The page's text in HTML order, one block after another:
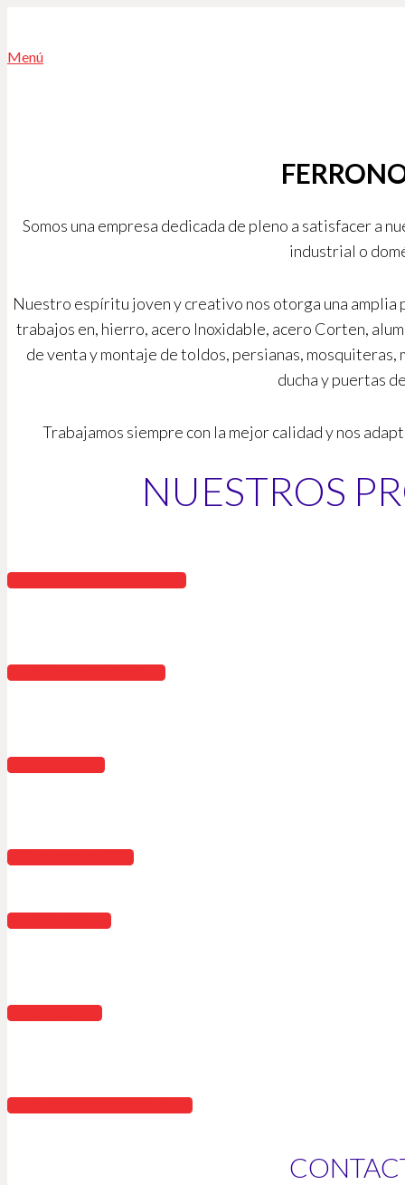
Menú
Somos una empresa dedicada de pleno a satisfacer a
industrial o
Nuestro espíritu joven y creativo nos otorga una
trabajos en, hierro, acero Inoxidable, acero Corten,
de venta y montaje de toldos, persianas, mosquiteras,
ducha y puertas
Trabajamos siempre con la mejor calidad y nos
NUESTROS